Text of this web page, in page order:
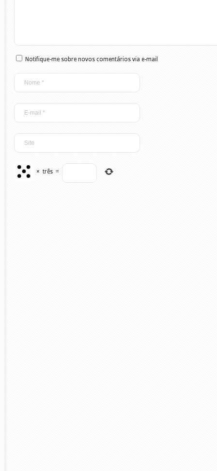
Notifique-me sobre novos comentários via e-mail
× três =